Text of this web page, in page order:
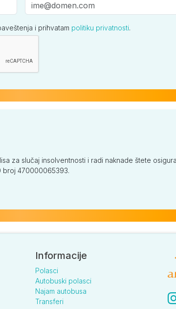
i prihvatam politiku privatnosti.
za slučaj insolventnosti i radi naknade štete
broj 470000065393.
Informacije
Polasci
Autobuski polasci
Najam autobusa
Transferi